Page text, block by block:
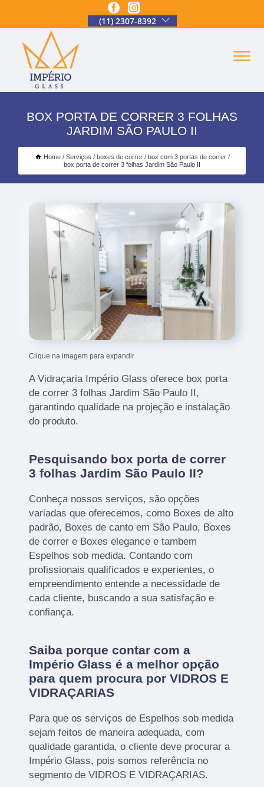
(11) 2307-8392
BOX PORTA DE CORRER 3 FOLHAS
JARDIM SÃO PAULO II
Home Serviços boxes de correr
box com 3 portas de correr
box porta de correr 3 folhas Jardim São Paulo II
Clique na imagem para expandir
A Vidraçaria Império Glass oferece box porta
de correr 3 folhas Jardim São Paulo II,
garantindo qualidade na projeção e instalação
do produto.
Pesquisando box porta de correr
3 folhas Jardim São Paulo II?
Conheça nossos serviços, são opções
variadas que oferecemos, como Boxes de alto
padrão, Boxes de canto em São Paulo, Boxes
de correr e Boxes elegance e tambem
Espelhos sob medida. Contando com
profissionais qualificados e experientes, o
empreendimento entende a necessidade de
cada cliente, buscando a sua satisfação e
confiança.
Saiba porque contar com a
Império Glass é a melhor opção
para quem procura por VIDROS E
VIDRAÇARIAS
Para que os serviços de Espelhos sob medida
sejam feitos de maneira adequada, com
qualidade garantida, o cliente deve procurar a
Império Glass, pois somos referência no
segmento de VIDROS E VIDRAÇARIAS.